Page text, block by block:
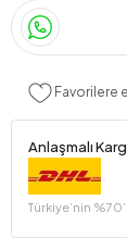
Favorilere
Anlaşmalı
Türkiye’nin